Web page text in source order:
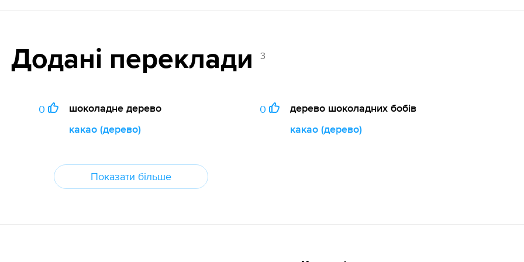
Додані переклади 3
0
шоколадне дерево
какао (дерево)
0
дерево шоколадних бобів
какао (дерево)
Показати більше